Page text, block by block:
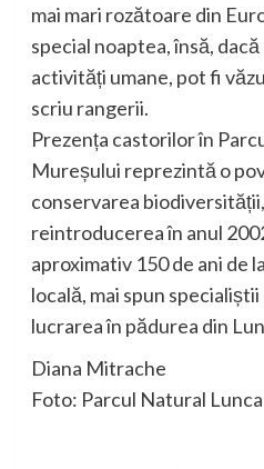
mai mari rozătoare din
special noaptea, însă,
activități umane, pot fi
scriu rangerii.
Prezența castorilor în
Mureșului reprezintă o
conservarea
reintroducerea în anul
aproximativ 150 de ani de
locală, mai spun
lucrarea în pădurea din
Diana Mitrache
Foto: Parcul Natural